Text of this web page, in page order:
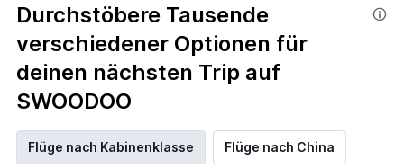
Durchstöbere Tausende
verschiedener Optionen für
deinen nächsten Trip auf
SWOODOO
Flüge nach Kabinenklasse Flüge nach China